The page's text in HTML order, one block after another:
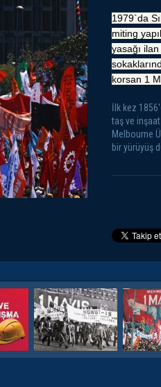
1979`da
miting
yasağı
korsan 1
İlk kez
taş ve
Melbourne
bir yürüyüş